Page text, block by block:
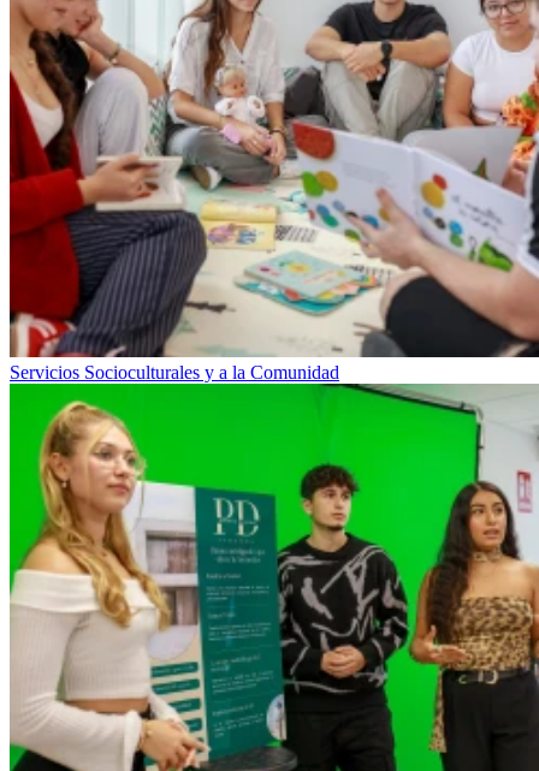
Servicios Socioculturales y a la Comunidad